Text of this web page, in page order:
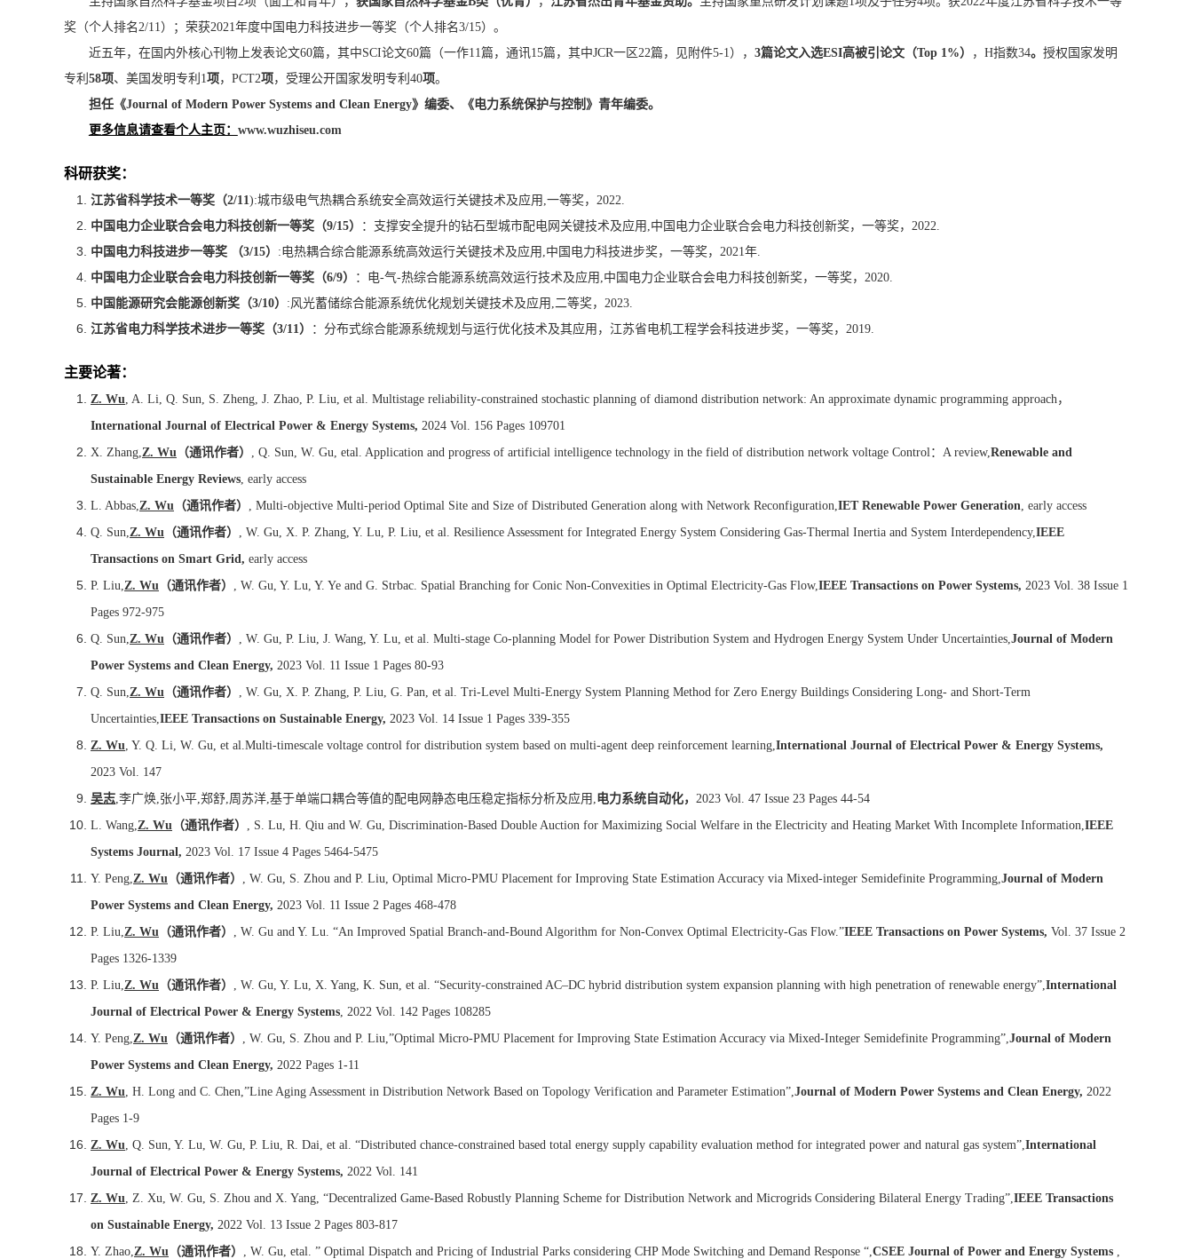
奖（个人排名 2/11 ）；荣获2021 年度中国电力科技进步一等奖（个人排名3/15）。
近五年，在国内外核心刊物上发表论文60篇，其中SCI论文60篇（一作11 篇，通讯15篇，其中JCR一区 22篇，见附件5-1 ）， 3篇论文入选ESI高被引论文（Top 1%） ， H指数34。 授权国家发明
专利 58项、美国发明专利 1 项 ， PCT2项 ，受理公开国家发明专利 40项。
担任《Journal of Modern Power Systems and Clean Energy》编委、《电力系统保护与控制》青年编委。
更多信息请查看个人主页： www.wuzhiseu.com
科研获奖：
江苏省科学技术一等奖（2/11 ):城市级电气热耦合系统安全高效运行关键技术及应用 一等奖， 2022.
中国电力企业联合会电力科技创新一等奖（9/15） ：支撑安全提升的钻石型城市配电网关键技术及应用 中国电力企业联合会电力科技创新奖，一等奖， 2022.
中国电力科技进步一等奖 （3/15） : 电热耦合综合能源系统高效运行关键技术及应用 中国电力科技进步奖，一等奖， 2021 年
中国电力企业联合会电力科技创新一等奖（6/9） ：电-气-热综合能源系统高效运行技术及应用 中国电力企业联合会电力科技创新奖，一等奖， 2020.
中国能源研究会能源创新奖（3/10） :风光蓄储综合能源系统优化规划关键技术及应用 二等奖， 2023.
江苏省电力科学技术进步一等奖（3/11 ） ：分布式综合能源系统规划与运行优化技术及其应用，江苏省电机工程学会科技进步奖，一等奖， 2019.
主要论著：
Z. Wu , A. Li, Q. Sun, S. Zheng, J. Zhao, P. Liu, et al. Multistage reliability-constrained stochastic planning of diamond distribution network: An approximate dynamic programming approach ，
International Journal of Electrical Power & Energy Systems, 2024 Vol. 156 Pages 109701
X. Zhang, Z. Wu （通讯作者） , Q. Sun, W. Gu, etal. Application and progress of artificial intelligence technology in the field of distribution network voltage Control ： A review, Renewable and
Sustainable Energy Reviews , early access
L. Abbas, Z. Wu （通讯作者） , Multi-objective Multi-period Optimal Site and Size of Distributed Generation along with Network Reconfiguration, IET Renewable Power Generation , early access
Q. Sun, Z. Wu （通讯作者） , W. Gu, X. P. Zhang, Y. Lu, P. Liu, et al. Resilience Assessment for Integrated Energy System Considering Gas-Thermal Inertia and System Interdependency, IEEE
Transactions on Smart Grid, early access
P. Liu, Z. Wu （通讯作者） , W. Gu, Y. Lu, Y. Ye and G. Strbac. Spatial Branching for Conic Non-Convexities in Optimal Electricity-Gas Flow, IEEE Transactions on Power Systems, 2023 Vol. 38 Issue 1
Pages 972-975
Q. Sun, Z. Wu （通讯作者） , W. Gu, P. Liu, J. Wang, Y. Lu, et al. Multi-stage Co-planning Model for Power Distribution System and Hydrogen Energy System Under Uncertainties, Journal of Modern
Power Systems and Clean Energy, 2023 Vol. 11 Issue 1 Pages 80-93
Q. Sun, Z. Wu （通讯作者）
, W. Gu, X. P. Zhang, P. Liu, G. Pan, et al. Tri-Level Multi-Energy System Planning Method for Zero Energy Buildings Considering Long- and Short-Term
Uncertainties, IEEE Transactions on Sustainable Energy, 2023 Vol. 14 Issue 1 Pages 339-355
Z. Wu , Y. Q. Li, W. Gu, et al.Multi-timescale voltage control for distribution system based on multi-agent deep reinforcement learning, International Journal of Electrical Power & Energy Systems,
2023 Vol. 147
吴志 李广焕 张小平 郑舒 周苏洋 基于单端口耦合等值的配电网静态电压稳定指标分析及应用 电力系统自动化， 2023 Vol. 47 Issue 23 Pages 44-54
L. Wang, Z. Wu （通讯作者） , S. Lu, H. Qiu and W. Gu, Discrimination-Based Double Auction for Maximizing Social Welfare in the Electricity and Heating Market With Incomplete Information, IEEE
Systems Journal, 2023 Vol. 17 Issue 4 Pages 5464-5475
Y. Peng, Z. Wu （通讯作者） , W. Gu, S. Zhou and P. Liu, Optimal Micro-PMU Placement for Improving State Estimation Accuracy via Mixed-integer Semidefinite Programming, Journal of Modern
Power Systems and Clean Energy, 2023 Vol. 11 Issue 2 Pages 468-478
P. Liu, Z. Wu （通讯作者） , W. Gu and Y. Lu. “An Improved Spatial Branch-and-Bound Algorithm for Non-Convex Optimal Electricity-Gas Flow.”IEEE Transactions on Power Systems, Vol. 37 Issue 2
Pages 1326-1339
P. Liu, Z. Wu （通讯作者） , W. Gu, Y. Lu, X. Yang, K. Sun, et al. “Security-constrained AC–DC hybrid distribution system expansion planning with high penetration of renewable energy”, International
Journal of Electrical Power & Energy Systems , 2022 Vol. 142 Pages 108285
Y. Peng, Z. Wu （通讯作者） , W. Gu, S. Zhou and P. Liu,”Optimal Micro-PMU Placement for Improving State Estimation Accuracy via Mixed-Integer Semidefinite Programming”, Journal of Modern
Power Systems and Clean Energy, 2022 Pages 1-11
Z. Wu , H. Long and C. Chen,”Line Aging Assessment in Distribution Network Based on Topology Verification and Parameter Estimation”, Journal of Modern Power Systems and Clean Energy, 2022
Pages 1-9
Z. Wu , Q. Sun, Y. Lu, W. Gu, P. Liu, R. Dai, et al. “Distributed chance-constrained based total energy supply capability evaluation method for integrated power and natural gas system”, International
Journal of Electrical Power & Energy Systems, 2022 Vol. 141
Z. Wu , Z. Xu, W. Gu, S. Zhou and X. Yang, “Decentralized Game-Based Robustly Planning Scheme for Distribution Network and Microgrids Considering Bilateral Energy Trading”, IEEE Transactions
on Sustainable Energy, 2022 Vol. 13 Issue 2 Pages 803-817
Y. Zhao, Z. Wu （通讯作者） , W. Gu, etal. ” Optimal Dispatch and Pricing of Industrial Parks considering CHP Mode Switching and Demand Response “, CSEE Journal of Power and Energy Systems